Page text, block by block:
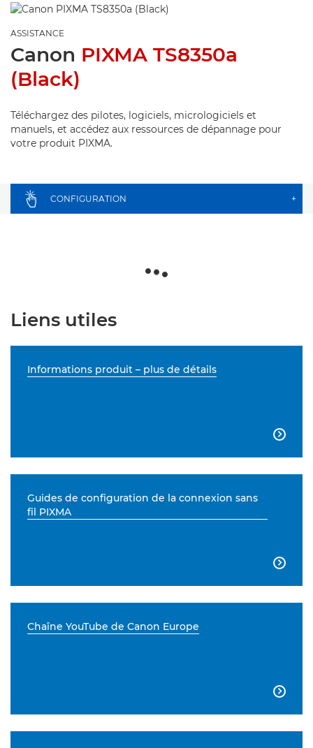
ASSISTANCE
Canon PIXMA TS8350a
(Black)
Téléchargez des pilotes, logiciels, micrologiciels et
manuels, et accédez aux ressources de dépannage pour
votre produit PIXMA.
CONFIGURATION +
Liens utiles
Informations produit – plus de détails

Guides de configuration de la connexion sans
fil PIXMA

Chaîne YouTube de Canon Europe
